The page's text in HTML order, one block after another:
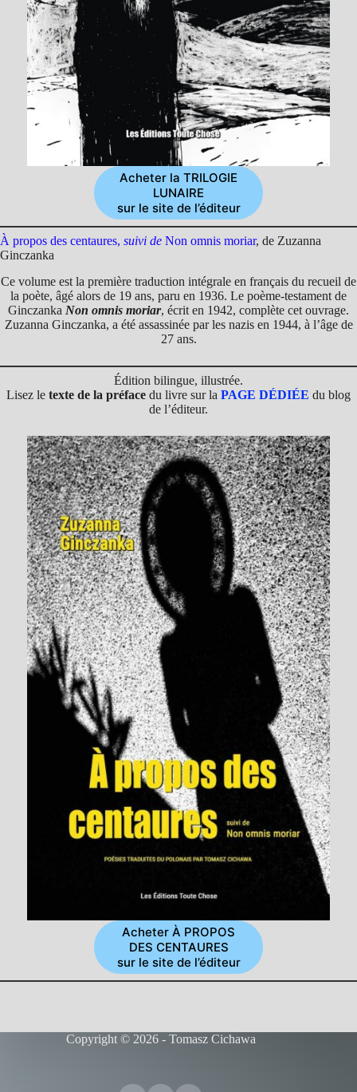
Acheter la TRILOGIE
LUNAIRE
sur le site de l’éditeur
À propos des centaures, suivi de Non omnis moriar, de Zuzanna
Ginczanka
Ce volume est la première traduction intégrale en français du recueil de
la poète, âgé alors de 19 ans, paru en 1936. Le poème-testament de
Ginczanka Non omnis moriar, écrit en 1942, complète cet ouvrage.
Zuzanna Ginczanka, a été assassinée par les nazis en 1944, à l’âge de
27 ans.
Édition bilingue, illustrée.
Lisez le texte de la préface du livre sur la PAGE DÉDIÉE du blog
de l’éditeur.
Acheter À PROPOS
DES CENTAURES
sur le site de l’éditeur
Copyright © 2026 - Tomasz Cichawa